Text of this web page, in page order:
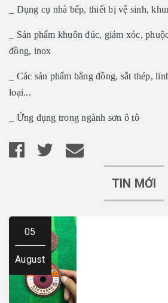
_ Dụng cụ nhà bếp, thiết bị vệ sinh,
_ Sản phẩm khuôn đúc, giảm xóc,
đồng, inox
_ Các sản phẩm bằng đồng, sắt thép,
loại...
_ Ứng dụng trong ngành sơn ô tô
TIN MỚI
05
August